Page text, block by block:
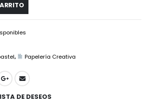
, Papelería Creativa
DE DESEOS